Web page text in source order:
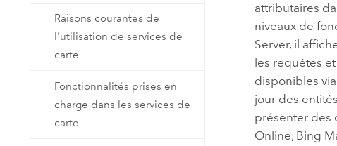
Raisons courantes de
l'utilisation de services de
carte
Fonctionnalités prises en
charge dans les services de
carte
attributaires
niveaux de
Server, il
les requêtes
disponibles via
jour des
présenter des
Online, Bing